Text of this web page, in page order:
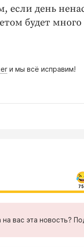
день
будет
и мы всё исправим!
вас эта новость?